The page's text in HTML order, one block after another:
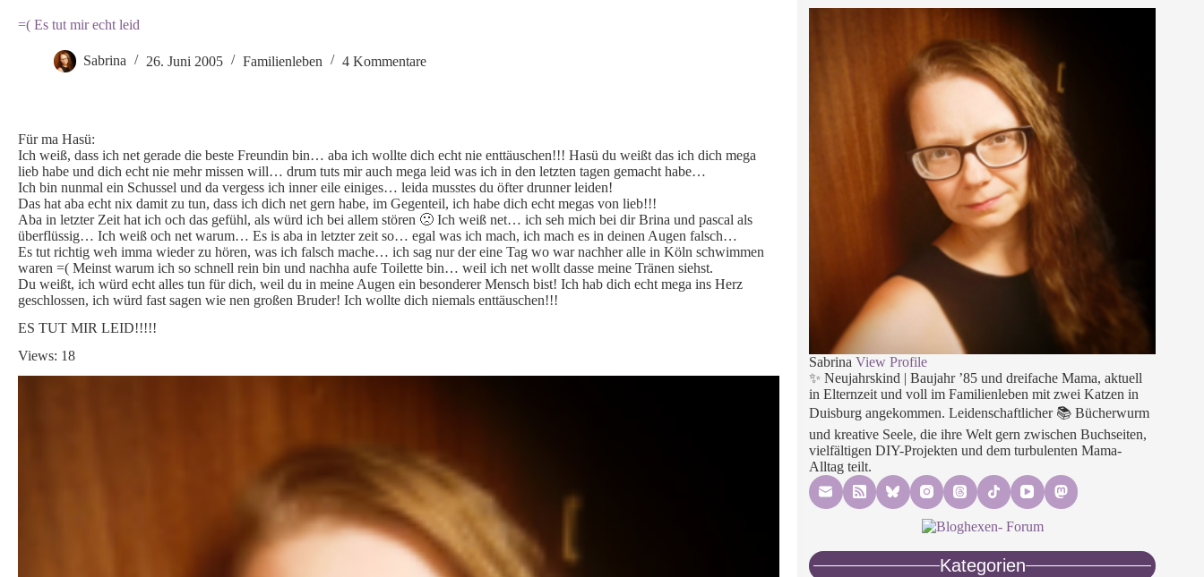
=( Es tut mir echt leid
Sabrina 26. Juni 2005 Familienleben 4 Kommentare
Für ma Hasü:
Ich weiß, dass ich net gerade die beste Freundin bin… aba ich wollte dich echt nie enttäuschen!!! Hasü du weißt das ich dich mega
lieb habe und dich echt nie mehr missen will… drum tuts mir auch mega leid was ich in den letzten tagen gemacht habe…
Ich bin nunmal ein Schussel und da vergess ich inner eile einiges… leida musstes du öfter drunner leiden!
Das hat aba echt nix damit zu tun, dass ich dich net gern habe, im Gegenteil, ich habe dich echt megas von lieb!!!
Aba in letzter Zeit hat ich och das gefühl, als würd ich bei allem stören 🙁 Ich weiß net… ich seh mich bei dir Brina und pascal als
überflüssig… Ich weiß och net warum… Es is aba in letzter zeit so… egal was ich mach, ich mach es in deinen Augen falsch…
Es tut richtig weh imma wieder zu hören, was ich falsch mache… ich sag nur der eine Tag wo war nachher alle in Köln schwimmen
waren =( Meinst warum ich so schnell rein bin und nachha aufe Toilette bin… weil ich net wollt dasse meine Tränen siehst.
Du weißt, ich würd echt alles tun für dich, weil du in meine Augen ein besonderer Mensch bist! Ich hab dich echt mega ins Herz
geschlossen, ich würd fast sagen wie nen großen Bruder! Ich wollte dich niemals enttäuschen!!!
ES TUT MIR LEID!!!!!
Views: 18
Sabrina View Profile
✨ Neujahrskind | Baujahr ’85 und dreifache Mama, aktuell
in Elternzeit und voll im Familienleben mit zwei Katzen in
Duisburg angekommen. Leidenschaftlicher 📚 Bücherwurm
und kreative Seele, die ihre Welt gern zwischen Buchseiten,
vielfältigen DIY-Projekten und dem turbulenten Mama-
Alltag teilt.
Kategorien